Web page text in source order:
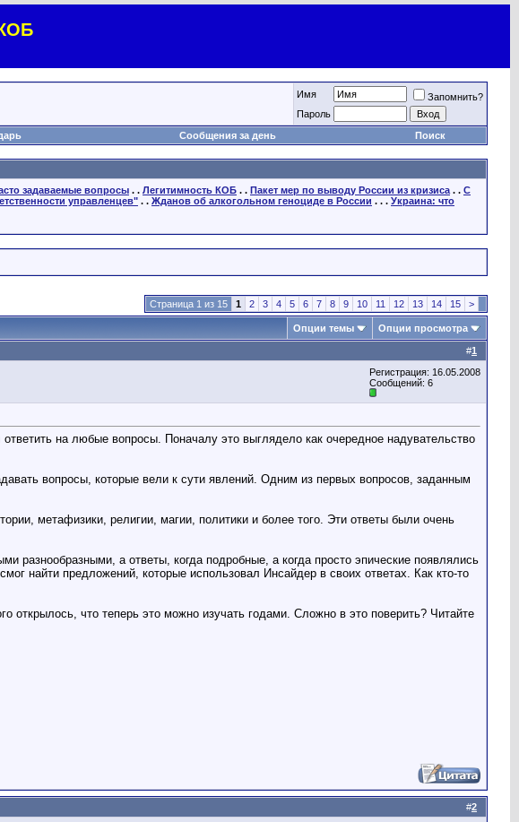
Имя
Запомнить?
Пароль
Сообщения за день Поиск
задаваемые вопросы . . Легитимность КОБ . . Пакет мер по выводу России из кризиса . . С
управленцев" . . Жданов об алкогольном геноциде в России . . . Украина: что
Страница 1 из 15 1 2 3 4 5 6 7 8 9 10 11 12 13 14 15 >
Опции темы Опции просмотра
#1
Регистрация: 16.05.2008
Сообщений: 6
на любые вопросы. Поначалу это выглядело как очередное надувательство
вопросы, которые вели к сути явлений. Одним из первых вопросов, заданным
метафизики, религии, магии, политики и более того. Эти ответы были очень
разнообразными, а ответы, когда подробные, а когда просто эпические появлялись
найти предложений, которые использовал Инсайдер в своих ответах. Как кто-то
открылось, что теперь это можно изучать годами. Сложно в это поверить? Читайте
#2